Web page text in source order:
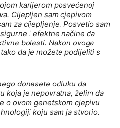
karijerom posvećenoj
Cijepljen sam cjepivom
za cijepljenje. Posvetio sam
i efektne načine da
bolesti. Nakon ovoga
da je možete podijeliti s
donesete odluku da
koja je nepovratna, želim da
o ovom genetskom cjepivu
koju sam ja stvorio.